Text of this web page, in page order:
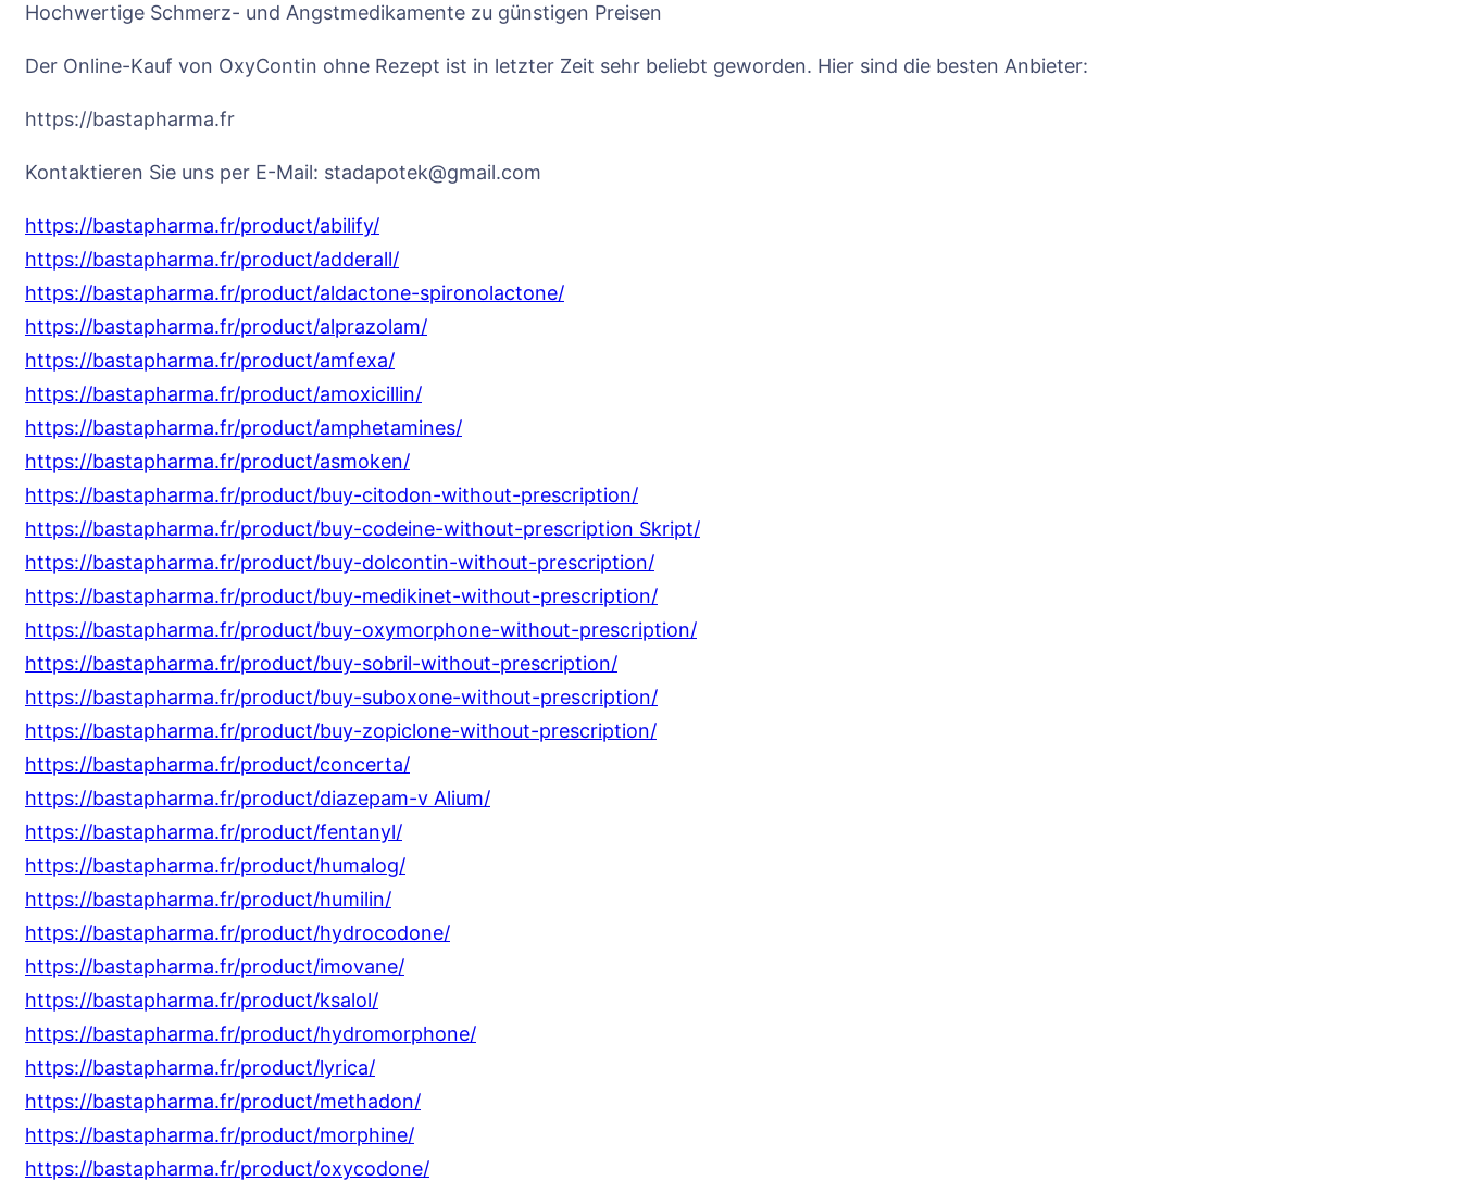
Hochwertige Schmerz- und Angstmedikamente zu günstigen Preisen
Der Online-Kauf von OxyContin ohne Rezept ist in letzter Zeit sehr beliebt geworden. Hier sind die besten Anbieter:
https://bastapharma.fr
Kontaktieren Sie uns per E-Mail: stadapotek@gmail.com
https://bastapharma.fr/product/abilify/
https://bastapharma.fr/product/adderall/
https://bastapharma.fr/product/aldactone-spironolactone/
https://bastapharma.fr/product/alprazolam/
https://bastapharma.fr/product/amfexa/
https://bastapharma.fr/product/amoxicillin/
https://bastapharma.fr/product/amphetamines/
https://bastapharma.fr/product/asmoken/
https://bastapharma.fr/product/buy-citodon-without-prescription/
https://bastapharma.fr/product/buy-codeine-without-prescription Skript/
https://bastapharma.fr/product/buy-dolcontin-without-prescription/
https://bastapharma.fr/product/buy-medikinet-without-prescription/
https://bastapharma.fr/product/buy-oxymorphone-without-prescription/
https://bastapharma.fr/product/buy-sobril-without-prescription/
https://bastapharma.fr/product/buy-suboxone-without-prescription/
https://bastapharma.fr/product/buy-zopiclone-without-prescription/
https://bastapharma.fr/product/concerta/
https://bastapharma.fr/product/diazepam-v Alium/
https://bastapharma.fr/product/fentanyl/
https://bastapharma.fr/product/humalog/
https://bastapharma.fr/product/humilin/
https://bastapharma.fr/product/hydrocodone/
https://bastapharma.fr/product/imovane/
https://bastapharma.fr/product/ksalol/
https://bastapharma.fr/product/hydromorphone/
https://bastapharma.fr/product/lyrica/
https://bastapharma.fr/product/methadon/
https://bastapharma.fr/product/morphine/
https://bastapharma.fr/product/oxycodone/